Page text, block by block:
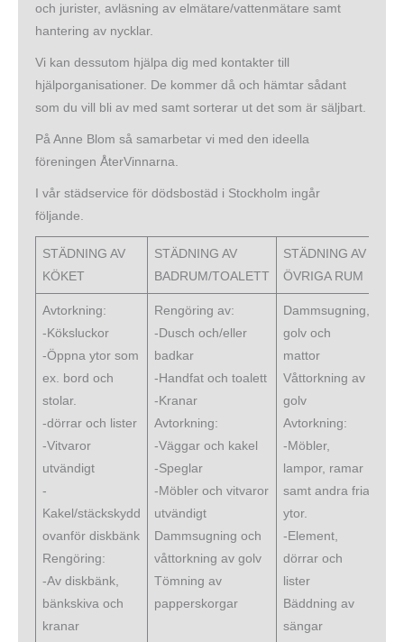
och jurister, avläsning av elmätare/vattenmätare samt
hantering av nycklar.
Vi kan dessutom hjälpa dig med kontakter till
hjälporganisationer. De kommer då och hämtar sådant
som du vill bli av med samt sorterar ut det som är säljbart.
På Anne Blom så samarbetar vi med den ideella
föreningen ÅterVinnarna.
I vår städservice för dödsbostäd i Stockholm ingår
följande.
STÄDNING AV
KÖKET
STÄDNING AV
BADRUM/TOALETT
STÄDNING AV
ÖVRIGA RUM
Avtorkning:
-Köksluckor
-Öppna ytor som
ex. bord och
stolar.
-dörrar och lister
-Vitvaror
utvändigt
-
Kakel/stäckskydd
ovanför diskbänk
Rengöring:
-Av diskbänk,
bänkskiva och
kranar
Rengöring av:
-Dusch och/eller
badkar
-Handfat och toalett
-Kranar
Avtorkning:
-Väggar och kakel
-Speglar
-Möbler och vitvaror
utvändigt
Dammsugning och
våttorkning av golv
Tömning av
papperskorgar
Dammsugning,
golv och
mattor
Våttorkning av
golv
Avtorkning:
-Möbler,
lampor, ramar
samt andra fria
ytor.
-Element,
dörrar och
lister
Bäddning av
sängar